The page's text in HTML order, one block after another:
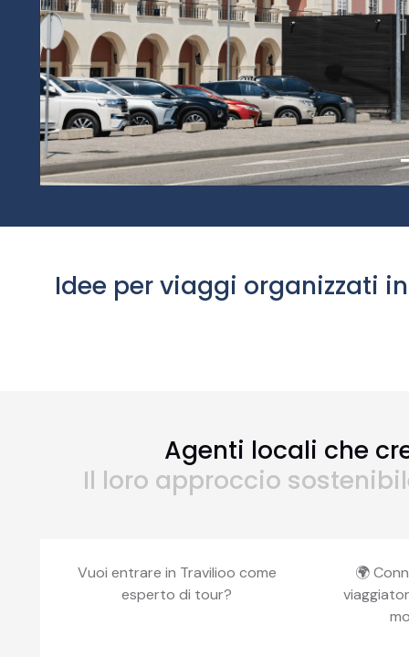
Idee per viaggi organizzati
Agenti locali che
Il loro approccio
Vuoi entrare in Travilioo come
esperto di tour?
🌍